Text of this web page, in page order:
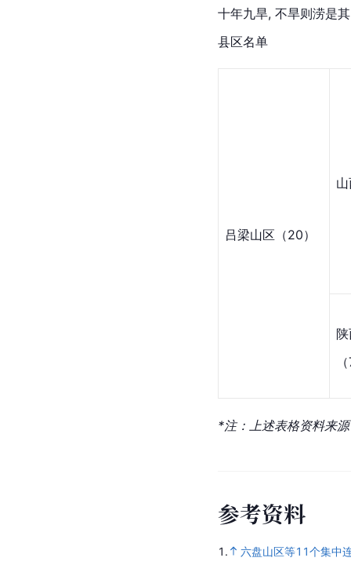
十年九旱, 不旱则涝是
县区名单
吕梁山区（20）
*注：上述表格资料来
参考资料
1. 六盘山区等11个集中